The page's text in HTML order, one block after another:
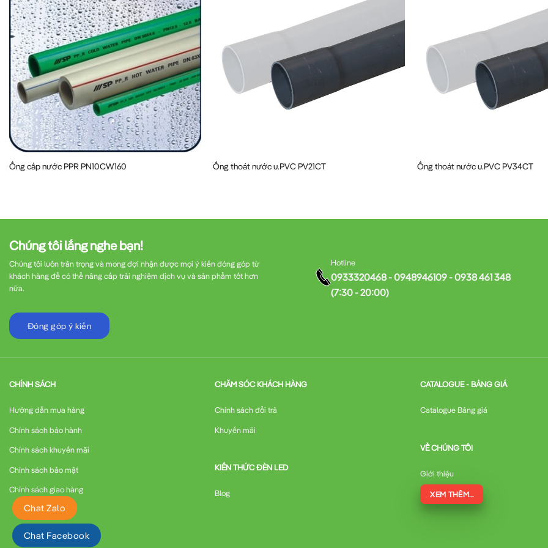
Ống cấp nước PPR PN10CW160 Ống thoát nước u.PVC PV21CT Ống thoát nước u.PVC PV34CT
Chúng tôi lắng nghe bạn!
Chúng tôi luôn trân trọng và mong đợi nhận được mọi ý kiến đóng góp từ
khách hàng để có thể nâng cấp trải nghiệm dịch vụ và sản phẩm tốt hơn
nữa.
Đóng góp ý kiến
Hotline
0933320468 - 0948946109 - 0938 461 348
(7:30 - 20:00)
CHÍNH SÁCH
Hướng dẫn mua hàng
Chính sách bảo hành
Chính sách khuyến mãi
Chính sách bảo mật
Chính sách giao hàng
CHĂM SÓC KHÁCH HÀNG
Chính sách đổi trả
Khuyến mãi
KIẾN THỨC ĐÈN LED
Blog
CATALOGUE - BẢNG GIÁ
Catalogue Bảng giá
VỀ CHÚNG TÔI
Giới thiệu
XEM THÊM...
Chat Zalo
Chat Facebook